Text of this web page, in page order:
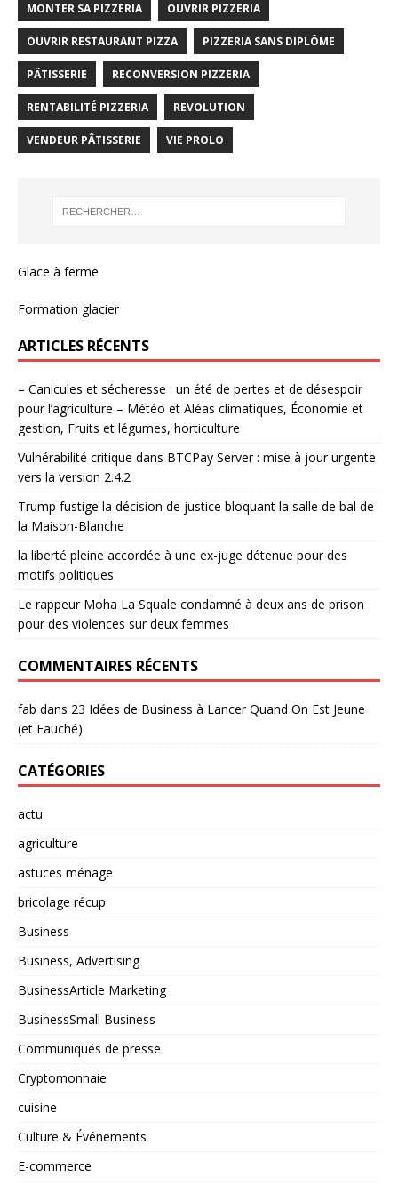
MONTER SA PIZZERIA OUVRIR PIZZERIA
OUVRIR RESTAURANT PIZZA PIZZERIA SANS DIPLÔME
PÂTISSERIE RECONVERSION PIZZERIA
RENTABILITÉ PIZZERIA REVOLUTION
VENDEUR PÂTISSERIE VIE PROLO
Glace à ferme
Formation glacier
ARTICLES RÉCENTS
– Canicules et sécheresse : un été de pertes et de désespoir
pour l’agriculture – Météo et Aléas climatiques, Économie et
gestion, Fruits et légumes, horticulture
Vulnérabilité critique dans BTCPay Server : mise à jour urgente
vers la version 2.4.2
Trump fustige la décision de justice bloquant la salle de bal de
la Maison-Blanche
la liberté pleine accordée à une ex-juge détenue pour des
motifs politiques
Le rappeur Moha La Squale condamné à deux ans de prison
pour des violences sur deux femmes
COMMENTAIRES RÉCENTS
fab dans 23 Idées de Business à Lancer Quand On Est Jeune
(et Fauché)
CATÉGORIES
actu
agriculture
astuces ménage
bricolage récup
Business
Business, Advertising
BusinessArticle Marketing
BusinessSmall Business
Communiqués de presse
Cryptomonnaie
cuisine
Culture & Événements
E-commerce